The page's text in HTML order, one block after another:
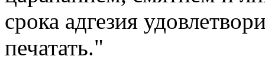
срока адгезия
печатать."